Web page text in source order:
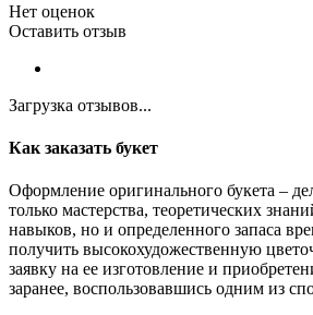
Нет оценок
Оставить отзыв
Загрузка отзывов...
Как заказать букет
Оформление оригинального букета –
только мастерства, теоретических
навыков, но и определенного запаса
получить высокохудожественную
заявку на ее изготовление и
заранее, воспользовавшись одним из